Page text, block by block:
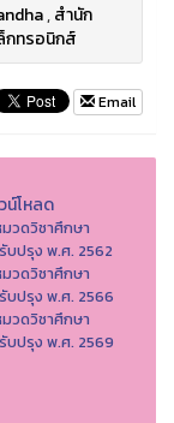
,สำนัก
กทรอนิกส์
Email
น์โหลด
วดวิชาศึกษา
บปรุง พ.ศ. 2562
วดวิชาศึกษา
บปรุง พ.ศ. 2566
วดวิชาศึกษา
บปรุง พ.ศ. 2569